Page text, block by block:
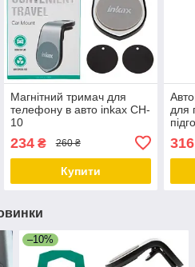
Магнітний тримач для
телефону в авто inkax CH-
10
234₴ 260 ₴
Купити
для
316
–10%